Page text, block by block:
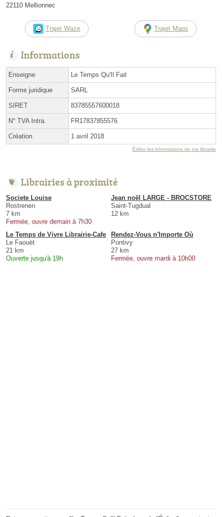
22110 Mellionnec
Trajet Waze Trajet Maps
Informations
Enseigne Le Temps Qu'Il Fait
Forme juridique SARL
SIRET 83785557600018
N° TVA Intra. FR17837855576
Création 1 avril 2018
Éditer les informations de ma librairie
Librairies à proximité
Societe Louise
Rostrenen
7 km
Fermée, ouvre demain à 7h30
Jean noël LARGE - BROCSTORE
Saint-Tugdual
12 km
Le Temps de Vivre Librairie-Cafe
Le Faouët
21 km
Ouverte jusqu'à 19h
Rendez-Vous n'Importe Où
Pontivy
27 km
Fermée, ouvre mardi à 10h00